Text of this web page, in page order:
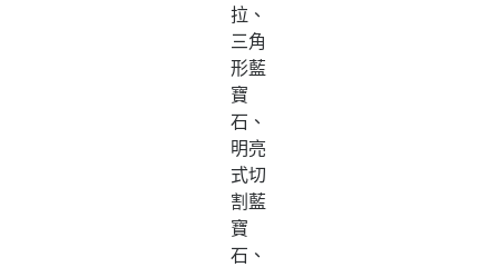
拉、
三角
形藍
寶
石、
明亮
式切
割藍
寶
石、